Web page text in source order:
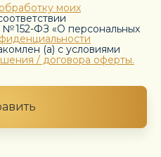
моих
152-ФЗ «О персональных
(а) с условиями
/ договора оферты.